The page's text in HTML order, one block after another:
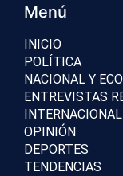
Menú
INICIO
POLÍTICA
NACIONAL Y
ENTREVISTAS
INTERNACIONAL
OPINIÓN
DEPORTES
TENDENCIAS